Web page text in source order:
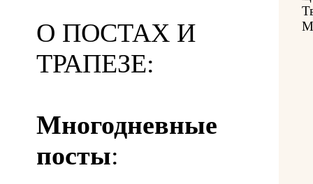
О ПОСТАХ И
ТРАПЕЗЕ:
Многодневные
посты: